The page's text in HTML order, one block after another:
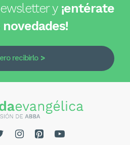
y ¡entérate
recibirlo